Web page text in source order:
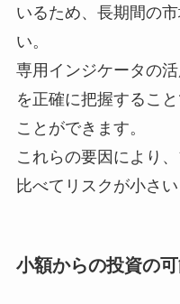
いるため、長期間の
い。
専用インジケータの
を正確に把握するこ
ことができます。
これらの要因により
比べてリスクが小さ
小額からの投資の